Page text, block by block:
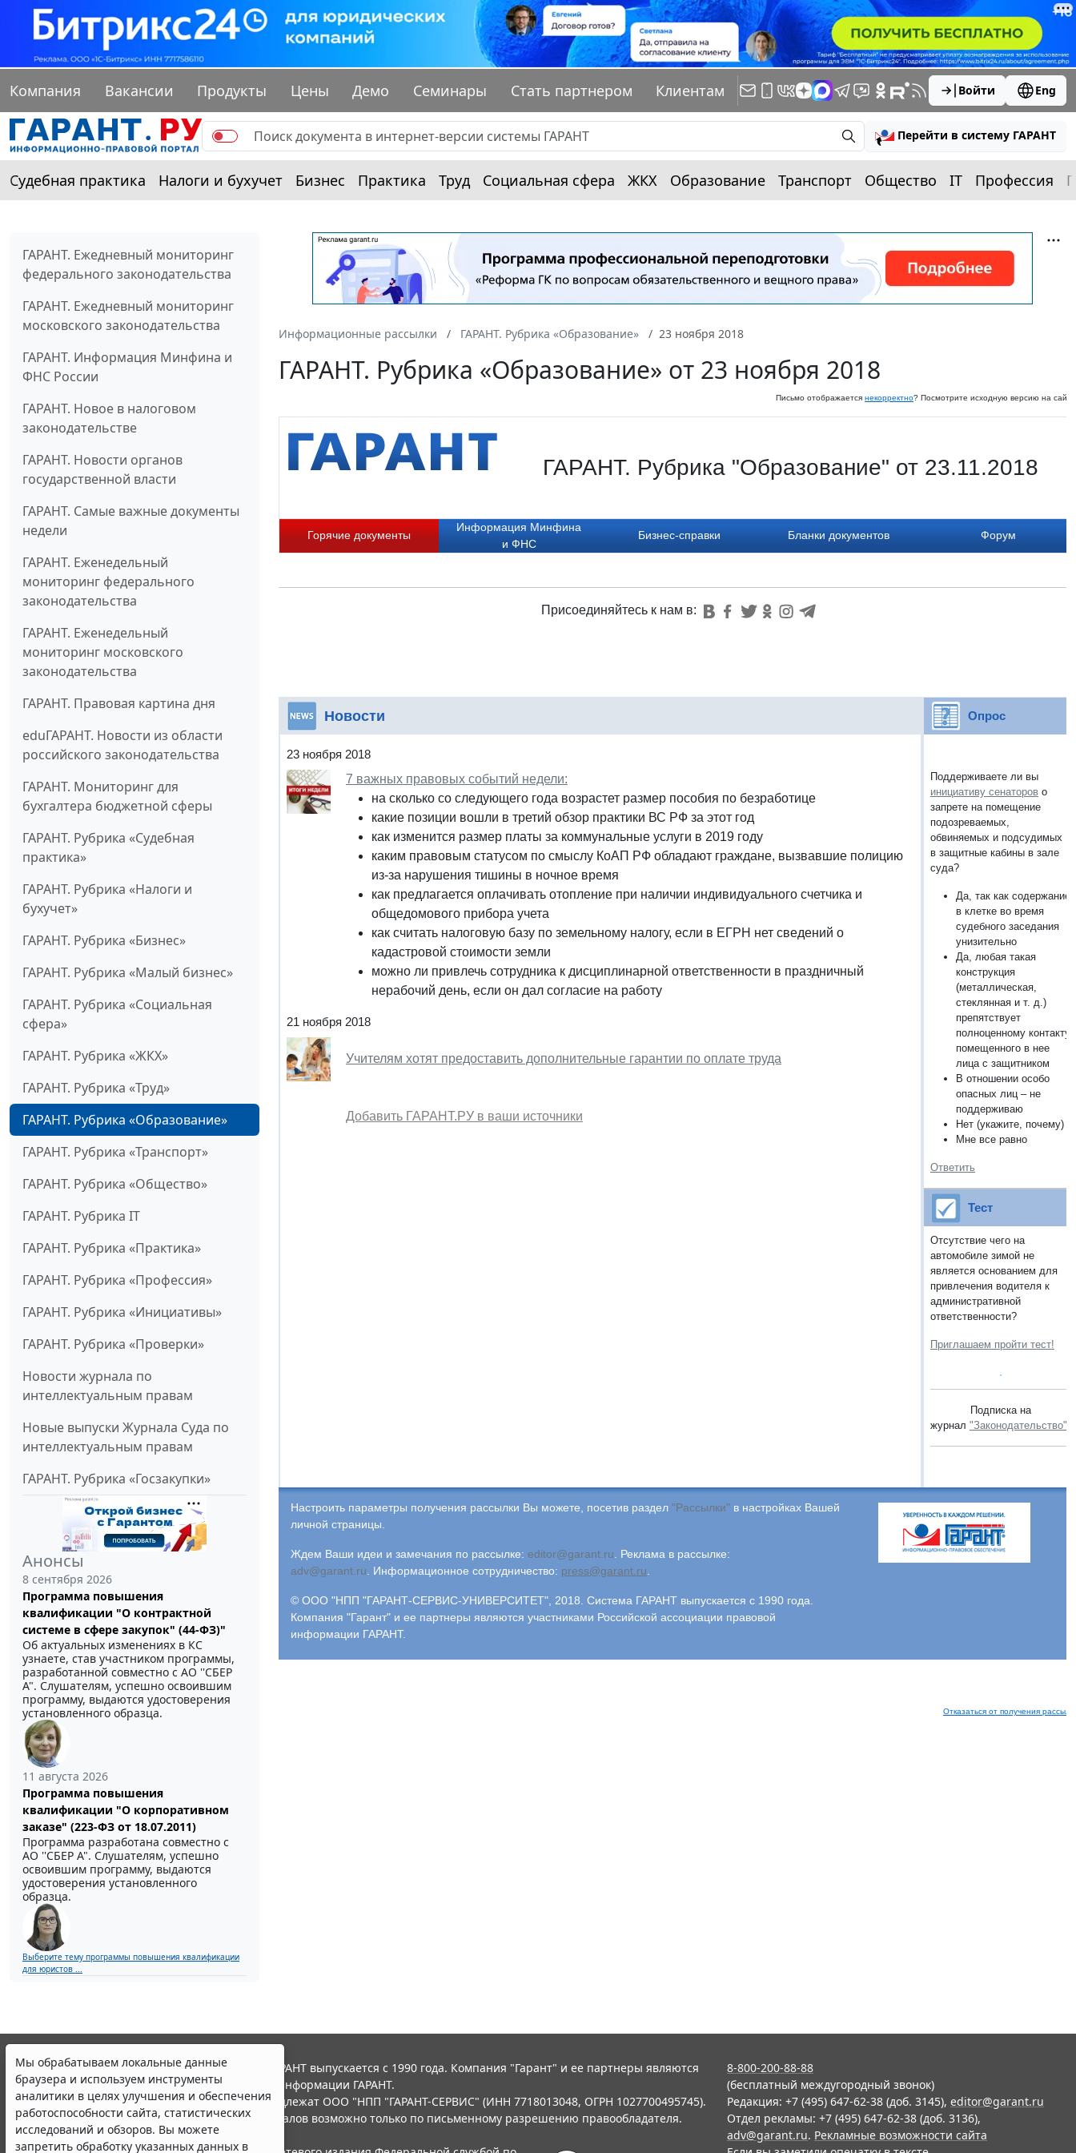
Компания Вакансии Продукты Цены Демо Семинары Стать партнером Клиентам Войти Eng
Перейти в систему ГАРАНТ
Судебная практика Налоги и бухучет Бизнес Практика Труд Социальная сфера ЖКХ Образование Транспорт Общество IT Профессия
ГАРАНТ. Ежедневный мониторинг
федерального законодательства
ГАРАНТ. Ежедневный мониторинг
московского законодательства
ГАРАНТ. Информация Минфина и
ФНС России
ГАРАНТ. Новое в налоговом
законодательстве
ГАРАНТ. Новости органов
государственной власти
ГАРАНТ. Самые важные документы
недели
ГАРАНТ. Еженедельный
мониторинг федерального
законодательства
ГАРАНТ. Еженедельный
мониторинг московского
законодательства
ГАРАНТ. Правовая картина дня
eduГАРАНТ. Новости из области
российского законодательства
ГАРАНТ. Мониторинг для
бухгалтера бюджетной сферы
ГАРАНТ. Рубрика «Судебная
практика»
ГАРАНТ. Рубрика «Налоги и
бухучет»
ГАРАНТ. Рубрика «Бизнес»
ГАРАНТ. Рубрика «Малый бизнес»
ГАРАНТ. Рубрика «Социальная
сфера»
ГАРАНТ. Рубрика «ЖКХ»
ГАРАНТ. Рубрика «Труд»
ГАРАНТ. Рубрика «Образование»
ГАРАНТ. Рубрика «Транспорт»
ГАРАНТ. Рубрика «Общество»
ГАРАНТ. Рубрика IT
ГАРАНТ. Рубрика «Практика»
ГАРАНТ. Рубрика «Профессия»
ГАРАНТ. Рубрика «Инициативы»
ГАРАНТ. Рубрика «Проверки»
Новости журнала по
интеллектуальным правам
Новые выпуски Журнала Суда по
интеллектуальным правам
ГАРАНТ. Рубрика «Госзакупки»
Анонсы
8 сентября 2026
Программа повышения
квалификации "О контрактной
системе в сфере закупок" (44-ФЗ)"
Об актуальных изменениях в КС
узнаете, став участником программы,
разработанной совместно с АО ''СБЕР
А". Слушателям, успешно освоившим
программу, выдаются удостоверения
установленного образца.
11 августа 2026
Программа повышения
квалификации "О корпоративном
заказе" (223-ФЗ от 18.07.2011)
Программа разработана совместно с
АО ''СБЕР А". Слушателям, успешно
освоившим программу, выдаются
удостоверения установленного
образца.
Выберите тему программы повышения квалификации
для юристов ...
Информационные рассылки ГАРАНТ. Рубрика «Образование» 23 ноября 2018
ГАРАНТ. Рубрика «Образование» от 23 ноября 2018
Письмо отображается некорректно? Посмотрите исходную версию на
ГАРАНТ. Рубрика "Образование" от 23.11.2018
Горячие документы
Информация Минфина
и ФНС
Бизнес-справки Бланки документов Форум
Присоединяйтесь к нам в:
Новости
23 ноября 2018
7 важных правовых событий недели:
на сколько со следующего года возрастет размер пособия по безработице
какие позиции вошли в третий обзор практики ВС РФ за этот год
как изменится размер платы за коммунальные услуги в 2019 году
каким правовым статусом по смыслу КоАП РФ обладают граждане, вызвавшие полицию
из-за нарушения тишины в ночное время
как предлагается оплачивать отопление при наличии индивидуального счетчика и
общедомового прибора учета
как считать налоговую базу по земельному налогу, если в ЕГРН нет сведений о
кадастровой стоимости земли
можно ли привлечь сотрудника к дисциплинарной ответственности в праздничный
нерабочий день, если он дал согласие на работу
21 ноября 2018
Учителям хотят предоставить дополнительные гарантии по оплате труда
Добавить ГАРАНТ.РУ в ваши источники
Опрос
Поддерживаете ли вы
инициативу сенаторов о
запрете на помещение
подозреваемых,
обвиняемых и подсудимых
в защитные кабины в зале
суда?
Да, так как содержание
в клетке во время
судебного заседания
унизительно
Да, любая такая
конструкция
(металлическая,
стеклянная и т. д.)
препятствует
полноценному контакту
помещенного в нее
лица с защитником
В отношении особо
опасных лиц – не
поддерживаю
Нет (укажите, почему)
Мне все равно
Ответить
Тест
Отсутствие чего на
автомобиле зимой не
является основанием для
привлечения водителя к
административной
ответственности?
Приглашаем пройти тест!
Подписка на
журнал "Законодательство"
Настроить параметры получения рассылки Вы можете, посетив раздел "Рассылки" в настройках Вашей
личной страницы.
Ждем Ваши идеи и замечания по рассылке: editor@garant.ru. Реклама в рассылке:
adv@garant.ru. Информационное сотрудничество: press@garant.ru.
© ООО "НПП "ГАРАНТ-СЕРВИС-УНИВЕРСИТЕТ", 2018. Система ГАРАНТ выпускается с 1990 года.
Компания "Гарант" и ее партнеры являются участниками Российской ассоциации правовой
информации ГАРАНТ.
Отказаться от получения
Мы обрабатываем локальные данные
браузера и используем инструменты
аналитики в целях улучшения и обеспечения
работоспособности сайта, статистических
исследований и обзоров. Вы можете
запретить обработку указанных данных в
© ООО "НПП "ГАРАНТ-СЕРВИС", 2026. Система ГАРАНТ выпускается с 1990 года. Компания "Гарант" и ее партнеры являются
участниками Российской ассоциации правовой информации ГАРАНТ.
Все права на материалы сайта ГАРАНТ.РУ принадлежат ООО "НПП "ГАРАНТ-СЕРВИС" (ИНН 7718013048, ОГРН 1027700495745).
Полное или частичное воспроизведение материалов возможно только по письменному разрешению правообладателя.
Правила использования портала.
8-800-200-88-88
(бесплатный междугородный звонок)
Редакция: +7 (495) 647-62-38 (доб. 3145), editor@garant.ru
Отдел рекламы: +7 (495) 647-62-38 (доб. 3136),
adv@garant.ru. Рекламные возможности сайта